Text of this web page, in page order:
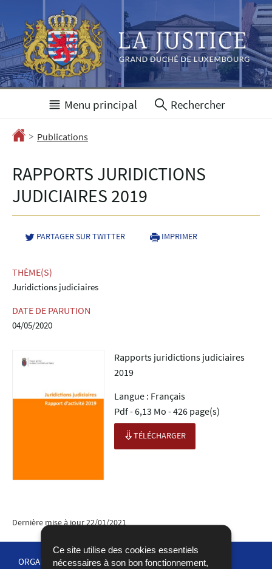
Ce site utilise des cookies essentiels
nécessaires à son bon fonctionnement,
à
la
navigation
au
contenu
Menu principal Rechercher
Accueil
> Publications
RAPPORTS JURIDICTIONS
JUDICIAIRES 2019
PARTAGER SUR TWITTER- NOUVELLE FENÊTRE
IMPRIMER
THÈME(S)
Juridictions judiciaires
DATE DE PARUTION
04/05/2020
Rapports juridictions judiciaires
2019
Langue : Français
Pdf - 6,13 Mo - 426 page(s)
TÉLÉCHARGER
Dernière mise à jour22/01/2021
ORGANISATION DE LA JUSTICE